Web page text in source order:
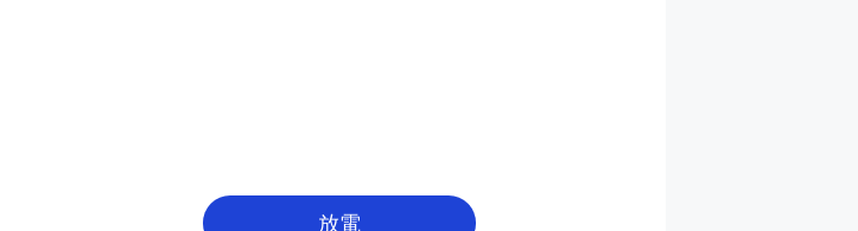
放電